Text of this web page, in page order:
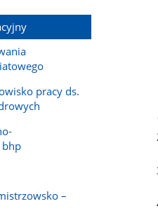
pracy ds.
bhp
–